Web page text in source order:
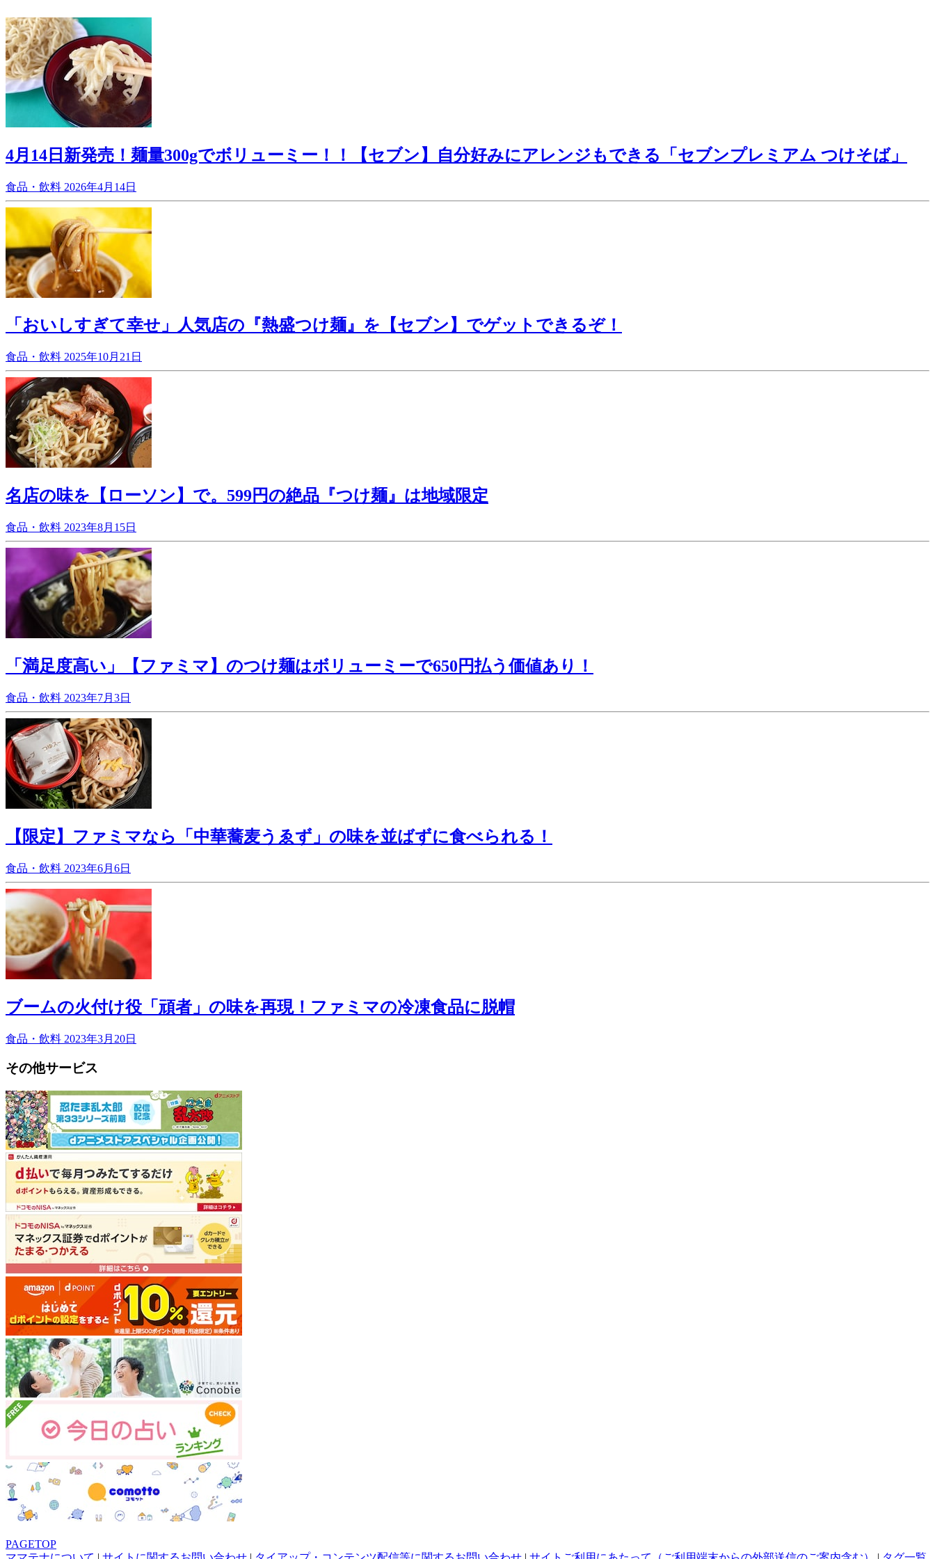
4月14日新発売！麺量300gでボリューミー！！【セブン】自分好みにアレンジもできる「セブンプレミアム つけそば」
食品・飲料 2026年4月14日
「おいしすぎて幸せ」人気店の『熱盛つけ麺』を【セブン】でゲットできるぞ！
食品・飲料 2025年10月21日
名店の味を【ローソン】で。599円の絶品『つけ麺』は地域限定
食品・飲料 2023年8月15日
「満足度高い」【ファミマ】のつけ麺はボリューミーで650円払う価値あり！
食品・飲料 2023年7月3日
【限定】ファミマなら「中華蕎麦うゑず」の味を並ばずに食べられる！
食品・飲料 2023年6月6日
ブームの火付け役「頑者」の味を再現！ファミマの冷凍食品に脱帽
食品・飲料 2023年3月20日
その他サービス
PAGETOP